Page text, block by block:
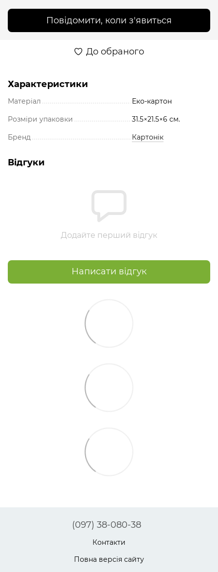
Повідомити, коли з'явиться
До обраного
Характеристики
Матеріал Еко-картон
Розміри упаковки 31.5×21.5×6 см.
Бренд Картонік
Відгуки
Додайте перший відгук
Написати відгук
(097) 38-080-38
Контакти
Повна версія сайту